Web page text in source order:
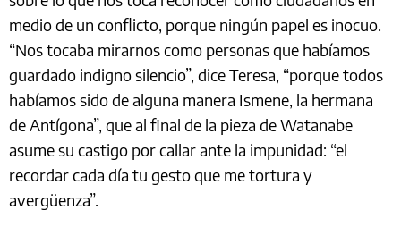
medio de un conflicto, porque ningún papel es inocuo.
“Nos tocaba mirarnos como personas que habíamos
guardado indigno silencio”, dice Teresa, “porque todos
habíamos sido de alguna manera Ismene, la hermana
de Antígona”, que al final de la pieza de Watanabe
asume su castigo por callar ante la impunidad: “el
recordar cada día tu gesto que me tortura y
avergüenza”.